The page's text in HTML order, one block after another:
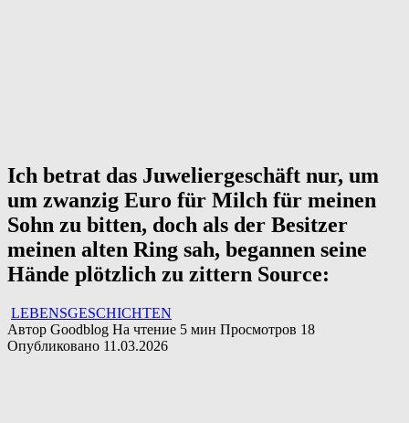
Ich betrat das Juweliergeschäft nur, um
um zwanzig Euro für Milch für meinen
Sohn zu bitten, doch als der Besitzer
meinen alten Ring sah, begannen seine
Hände plötzlich zu zittern Source:
LEBENSGESCHICHTEN
Автор Goodblog На чтение 5 мин Просмотров 18
Опубликовано 11.03.2026